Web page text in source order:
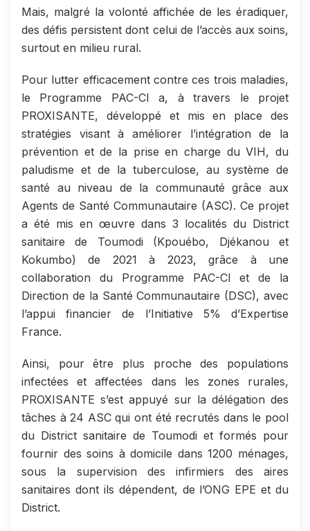
Mais, malgré la volonté affichée de les éradiquer,
des défis persistent dont celui de l’accès aux soins,
surtout en milieu rural.
Pour lutter efficacement contre ces trois maladies,
le Programme PAC-CI a, à travers le projet
PROXISANTE, développé et mis en place des
stratégies visant à améliorer l’intégration de la
prévention et de la prise en charge du VIH, du
paludisme et de la tuberculose, au système de
santé au niveau de la communauté grâce aux
Agents de Santé Communautaire (ASC). Ce projet
a été mis en œuvre dans 3 localités du District
sanitaire de Toumodi (Kpouébo, Djékanou et
Kokumbo) de 2021 à 2023, grâce à une
collaboration du Programme PAC-CI et de la
Direction de la Santé Communautaire (DSC), avec
l’appui financier de l’Initiative 5% d’Expertise
France.
Ainsi, pour être plus proche des populations
infectées et affectées dans les zones rurales,
PROXISANTE s’est appuyé sur la délégation des
tâches à 24 ASC qui ont été recrutés dans le pool
du District sanitaire de Toumodi et formés pour
fournir des soins à domicile dans 1200 ménages,
sous la supervision des infirmiers des aires
sanitaires dont ils dépendent, de l’ONG EPE et du
District.